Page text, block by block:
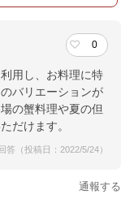
0
用し、お料理に特
バリエーションが
の蟹料理や夏の但
だけます。
答（投稿日：2022/5/24）
通報する